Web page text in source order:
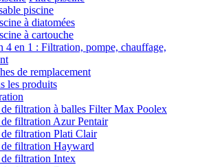
piscine
à diatomées
à cartouche
4 en 1 : Filtration, pompe, chauffage,
de remplacement
les produits
filtration à balles Filter Max Poolex
filtration Azur Pentair
filtration Plati Clair
filtration Hayward
filtration Intex